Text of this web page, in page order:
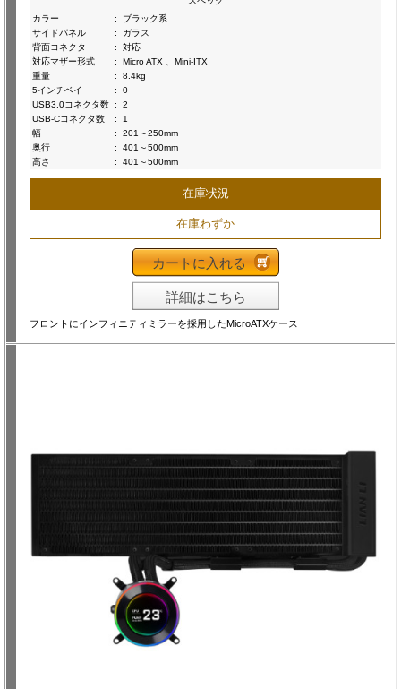
カラー
:
ブラック系
サイドパネル
:
ガラス
背面コネクタ
:
対応
対応マザー形式
:
Micro ATX 、Mini-ITX
重量
:
8.4kg
5インチベイ
:
0
USB3.0コネクタ数 :
2
USB-Cコネクタ数
:
1
幅
:
201～250mm
奥行
:
401～500mm
高さ
: 401～500mm
在庫状況
在庫わずか
カートに入れる
詳細はこちら
フロントにインフィニティミラーを採用したMicroATXケース